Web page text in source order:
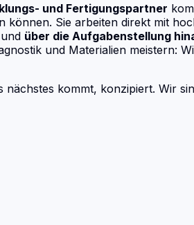
und Fertigungspartner
Sie arbeiten direkt mit
über die Aufgabenstellung
und Materialien meistern:
kommt, konzipiert. Wir